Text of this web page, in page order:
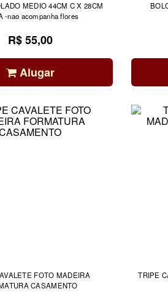
MEDIO 44CM C X 28CM
-nao acompanha flores
R$ 55,00
Alugar
BOLO FAKE
FOTO MADEIRA
CASAMENTO
TRIPE